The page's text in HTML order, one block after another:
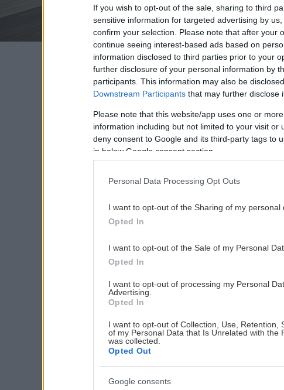
If you wish to opt-out of the sale, sharing to third
sensitive information for targeted advertising by
confirm your selection. Please note that after your
continue seeing interest-based ads based on
information disclosed to third parties prior to your
further disclosure of your personal information by
participants. This information may also be
Downstream Participants that may further disclose
Please note that this website/app uses one or
information including but not limited to your visit or
deny consent to Google and its third-party tags to
in below Google consent section.
Personal Data Processing Opt Outs
I want to opt-out of the Sharing of my personal
Opted In
I want to opt-out of the Sale of my Personal
Opted In
I want to opt-out of processing my Personal
Advertising.
Opted In
I want to opt-out of Collection, Use, Retention,
of my Personal Data that Is Unrelated with the
was collected.
Opted Out
Google consents